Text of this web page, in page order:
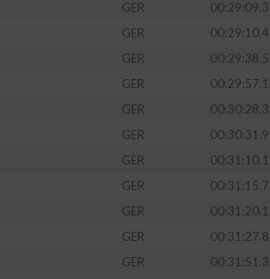
GER
00:29:09.3
GER
00:29:10.4
GER
00:29:38.5
GER
00:29:57.1
GER
00:30:28.3
GER
00:30:31.9
GER
00:31:10.1
GER
00:31:15.7
GER
00:31:20.1
GER
00:31:27.8
GER
00:31:51.3